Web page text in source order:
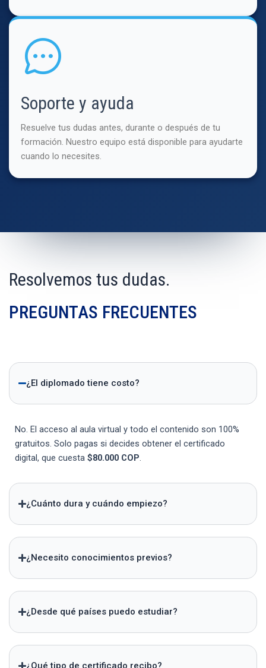
Soporte y ayuda
Resuelve tus dudas antes, durante o después de tu
formación. Nuestro equipo está disponible para ayudarte
cuando lo necesites.
Resolvemos tus dudas.
PREGUNTAS FRECUENTES
¿El diplomado tiene costo?
No. El acceso al aula virtual y todo el contenido son 100%
gratuitos. Solo pagas si decides obtener el certificado
digital, que cuesta $80.000 COP
¿Cuánto dura y cuándo empiezo?
¿Necesito conocimientos previos?
¿Desde qué países puedo estudiar?
¿Qué tipo de certificado recibo?